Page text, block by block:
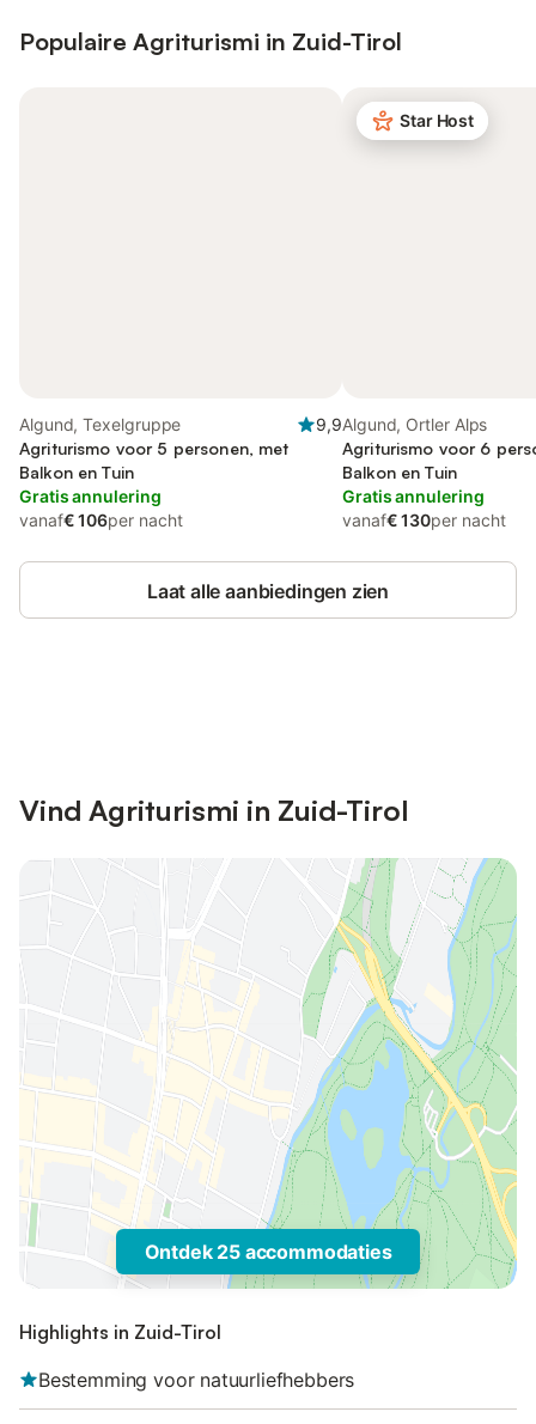
Populaire Agriturismi in Zuid-Tirol
Algund, Texelgruppe
9,9
Agriturismo voor 5 personen, met
Balkon en Tuin
Gratis annulering
vanaf€ 106per nacht
Star Host
Algund, Ortler Alps
Agriturismo voor 6
Balkon en Tuin
Gratis annulering
vanaf€ 130per nacht
Laat alle aanbiedingen zien
Vind Agriturismi in Zuid-Tirol
Ontdek 25 accommodaties
Highlights in Zuid-Tirol
Bestemming voor natuurliefhebbers